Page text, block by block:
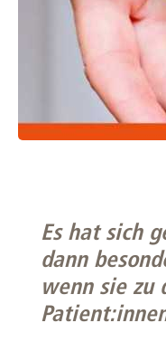
Es hat sich
dann
wenn sie zu